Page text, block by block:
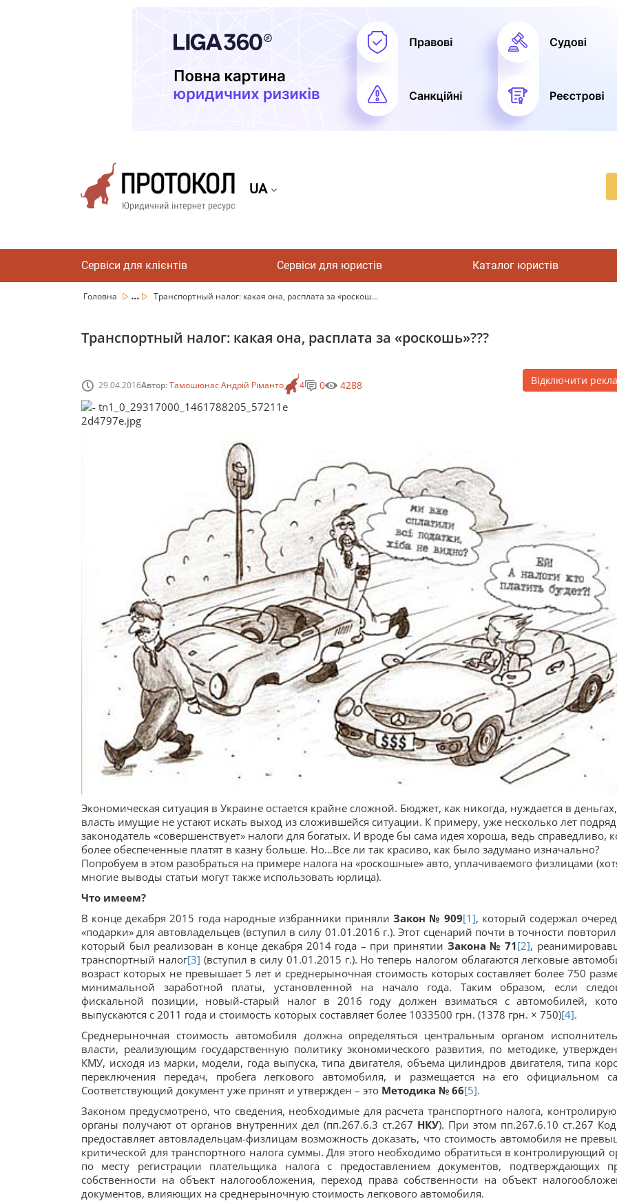
UA
Сервіси для клієнтів Сервіси для юристів Каталог юристів
Головна ... Транспортный налог: какая она, расплата за «роскош...
Транспортный налог: какая она, расплата за «роскошь»???
29.04.2016Автор:Тамошюнас Андрій Ріманто 4 0 4288 Відключити
Экономическая ситуация в Украине остается крайне сложной. Бюджет, как никогда, нуждается в
власть имущие не устают искать выход из сложившейся ситуации. К примеру, уже несколько лет подряд
законодатель «совершенствует» налоги для богатых. И вроде бы сама идея хороша, ведь справедливо,
более обеспеченные платят в казну больше. Но…Все ли так красиво, как было задумано изначально?
Попробуем в этом разобраться на примере налога на «роскошные» авто, уплачиваемого физлицами
многие выводы статьи могут также использовать юрлица).
Что имеем?
В конце декабря 2015 года народные избранники принялиЗакон № 909[1], который содержал
«подарки» для автовладельцев (вступил в силу 01.01.2016 г.). Этот сценарий почти в точности повторил
который был реализован в конце декабря 2014 года – при принятии Закона № 71[2],
транспортный налог[3] (вступил в силу 01.01.2015 г.). Но теперь налогом облагаются легковые
возраст которых не превышает 5 лет и среднерыночная стоимость которых составляет более 750
минимальной заработной платы, установленной на начало года. Таким образом, если
фискальной позиции, новый-старый налог в 2016 году должен взиматься с автомобилей,
выпускаются с 2011 года и стоимость которых составляет более 1033500 грн. (1378 грн. × 750)[4].
Среднерыночная стоимость автомобиля должна определяться центральным органом
власти, реализующим государственную политику экономического развития, по методике,
КМУ, исходя из марки, модели, года выпуска, типа двигателя, объема цилиндров двигателя, типа
переключения передач, пробега легкового автомобиля, и размещается на его официальном
Соответствующий документ уже принят и утвержден – это Методика № 66[5].
Законом предусмотрено, что сведения, необходимые для расчета транспортного налога,
органы получают от органов внутренних дел (пп.267.6.3 ст.267 НКУ). При этом пп.267.6.10 ст.267
предоставляет автовладельцам-физлицам возможность доказать, что стоимость автомобиля не
критической для транспортного налога суммы. Для этого необходимо обратиться в контролирующий
по месту регистрации плательщика налога с предоставлением документов, подтверждающих
собственности на объект налогообложения, переход права собственности на объект
документов, влияющих на среднерыночную стоимость легкового автомобиля.